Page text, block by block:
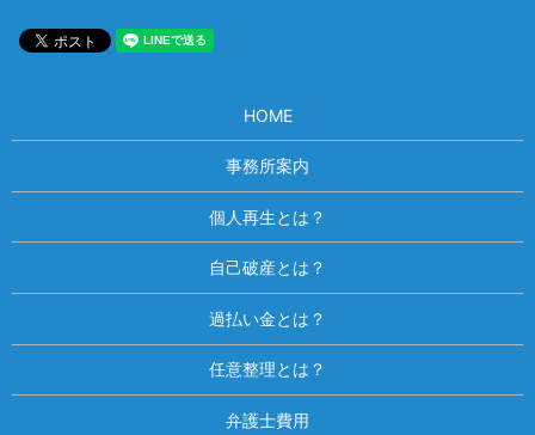
HOME
事務所案内
個人再生とは？
自己破産とは？
過払い金とは？
任意整理とは？
弁護士費用